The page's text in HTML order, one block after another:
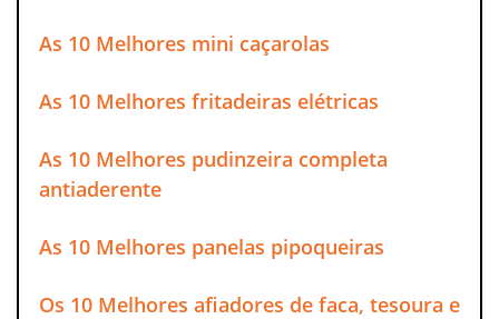
As 10 Melhores mini caçarolas
As 10 Melhores fritadeiras elétricas
As 10 Melhores pudinzeira completa
antiaderente
As 10 Melhores panelas pipoqueiras
Os 10 Melhores afiadores de faca, tesoura e